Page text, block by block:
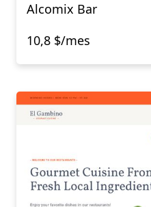
Alcomix Bar
10,8 $/mes